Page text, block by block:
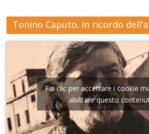
Tonino Caputo. In ricordo
Fai clic per accettare i cookie
abilitare questo